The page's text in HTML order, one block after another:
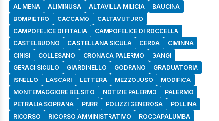
ALIMENA ALIMINUSA ALTAVILLA MILICIA
BAUCINA
BOMPIETRO
CACCAMO
CALTAVUTURO
CAMPOFELICE DI FITALIA
CAMPOFELICE DI ROCCELLA
CASTELBUONO
CASTELLANA SICULA CERDA
CIMINNA
CINISI
COLLESANO CRONACA PALERMO
GANGI
GERACI SICULO
GIARDINELLO GODRANO
GRADUATORIA
ISNELLO
LASCARI LETTERA MEZZOJUSO
MODIFICA
MONTEMAGGIORE BELSITO
NOTIZIE PALERMO
PALERMO
PETRALIA SOPRANA
PNRR POLIZZI GENEROSA
POLLINA
RICORSO
RICORSO AMMINISTRATIVO
ROCCAPALUMBA